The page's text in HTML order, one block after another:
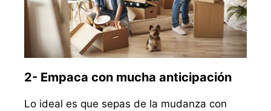
2- Empaca con mucha anticipación
Lo ideal es que sepas de la mudanza con